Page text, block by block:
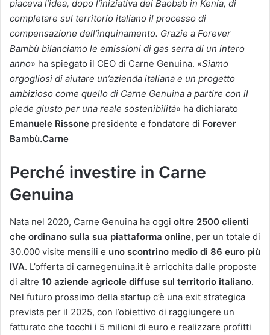
piaceva l’idea, dopo l’iniziativa dei Baobab in Kenia, di
completare sul territorio italiano il processo di
compensazione dell’inquinamento. Grazie a Forever
Bambù bilanciamo le emissioni di gas serra di un intero
anno» ha spiegato il CEO di Carne Genuina. «Siamo
orgogliosi di aiutare un’azienda italiana e un progetto
ambizioso come quello di Carne Genuina a partire con il
piede giusto per una reale sostenibilità» ha dichiarato
Emanuele Rissone presidente e fondatore di Forever
Bambù.Carne
Perché investire in Carne
Genuina
Nata nel 2020, Carne Genuina ha oggi oltre 2500 clienti
che ordinano sulla sua piattaforma online, per un totale di
30.000 visite mensili e uno scontrino medio di 86 euro più
IVA. L’offerta di carnegenuina.it è arricchita dalle proposte
di altre 10 aziende agricole diffuse sul territorio italiano.
Nel futuro prossimo della startup c’è una exit strategica
prevista per il 2025, con l’obiettivo di raggiungere un
fatturato che tocchi i 5 milioni di euro e realizzare profitti